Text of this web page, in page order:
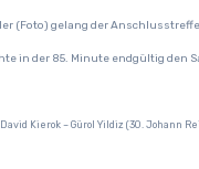
(Foto) gelang der
in der 85. Minute endgültig den
Kierok – Gürol Yildiz (30. Johann